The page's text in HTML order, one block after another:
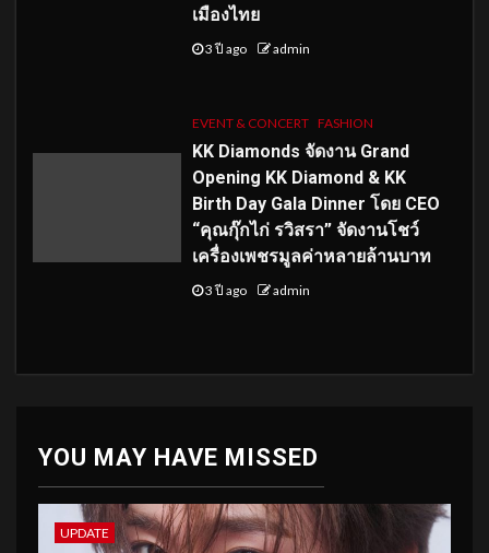
เมืองไทย
3 ปี ago admin
EVENT & CONCERT FASHION
KK Diamonds จัดงาน Grand
Opening KK Diamond & KK
Birth Day Gala Dinner โดย CEO
“คุณกุ๊กไก่ รวิสรา” จัดงานโชว์
เครื่องเพชรมูลค่าหลายล้านบาท
3 ปี ago admin
YOU MAY HAVE MISSED
UPDATE